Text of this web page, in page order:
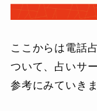
ここからは電話
ついて、占いサ
参考にみていきま